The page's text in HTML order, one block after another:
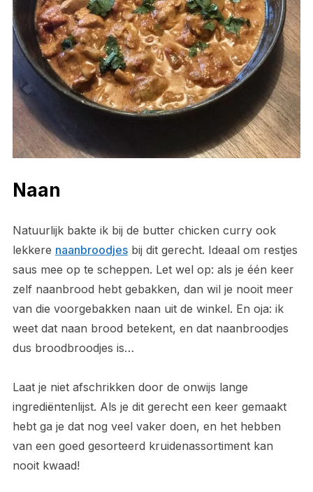
Naan
Natuurlijk bakte ik bij de butter chicken curry ook
lekkere naanbroodjesbij dit gerecht. Ideaal om restjes
saus mee op te scheppen. Let wel op: als je één keer
zelf naanbrood hebt gebakken, dan wil je nooit meer
van die voorgebakken naan uit de winkel. En oja: ik
weet dat naan brood betekent, en dat naanbroodjes
dus broodbroodjes is…
Laat je niet afschrikken door de onwijs lange
ingrediëntenlijst. Als je dit gerecht een keer gemaakt
hebt ga je dat nog veel vaker doen, en het hebben
van een goed gesorteerd kruidenassortiment kan
nooit kwaad!